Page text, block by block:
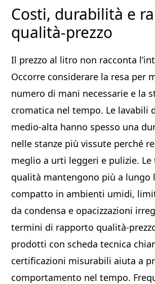
Costi, durabilità e
qualità-prezzo
Il prezzo al litro non racconta
Occorre considerare la resa per
numero di mani necessarie e la
cromatica nel tempo. Le lavabili
medio-alta hanno spesso una
nelle stanze più vissute perché
meglio a urti leggeri e pulizie.
qualità mantengono più a lungo
compatto in ambienti umidi,
da condensa e opacizzazioni
termini di rapporto qualità-
prodotti con scheda tecnica
certificazioni misurabili aiuta a
comportamento nel tempo.